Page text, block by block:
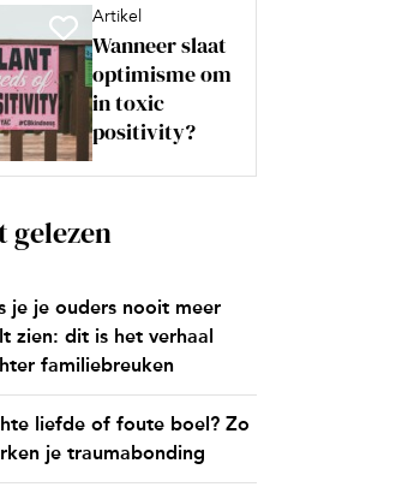
Artikel
Wanneer slaat
optimisme om
in toxic
positivity?
gelezen
je je ouders nooit meer
zien: dit is het verhaal
familiebreuken
liefde of foute boel? Zo
je traumabonding